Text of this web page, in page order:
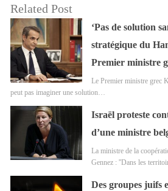
Related Post
‘Pas de solution
stratégique du
Premier ministre
Le Premier ministre grec
peut pas imaginer une solution…
Israël proteste
d’une ministre
La ministre de la
Gennez : ''Dans les
Des groupes juifs